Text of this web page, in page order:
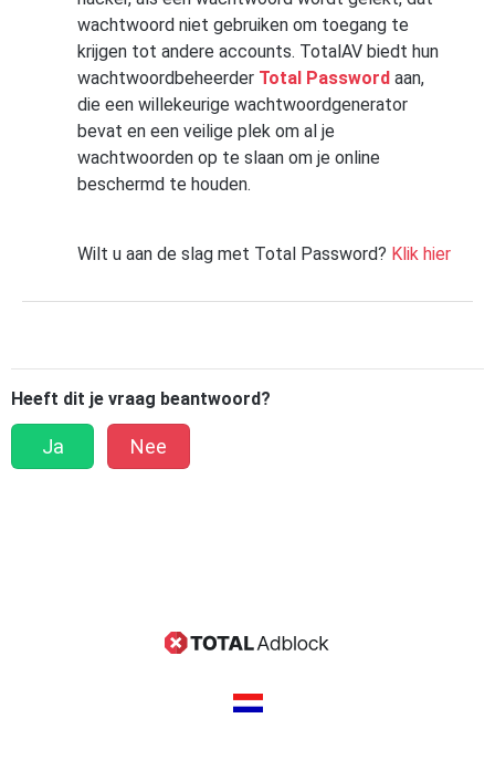
wachtwoord niet gebruiken om toegang te
krijgen tot andere accounts. TotalAV biedt hun
wachtwoordbeheerder Total Password aan,
die een willekeurige wachtwoordgenerator
bevat en een veilige plek om al je
wachtwoorden op te slaan om je online
beschermd te houden.
Wilt u aan de slag met Total Password? Klik hier
Heeft dit je vraag beantwoord?
Ja Nee